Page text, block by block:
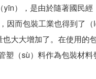
），是由於隨著國民
因而包裝工業也得到了
大大增加了。在使用
（sù）料作為包裝材料